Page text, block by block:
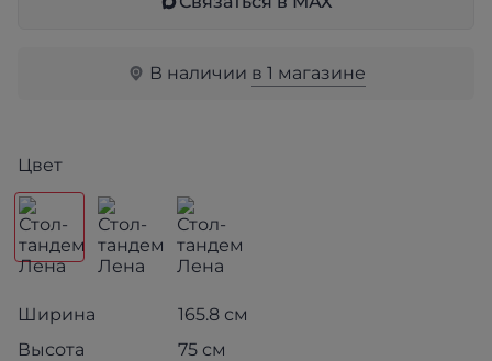
В наличии в 1 магазине
Цвет
Ширина
165.8 см
Высота
75 см